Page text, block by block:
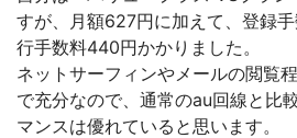
すが、月額627円に加えて、登録
行手数料440円かかりました。
ネットサーフィンやメールの閲覧
で充分なので、通常のau回線と比
マンスは優れていると思います。